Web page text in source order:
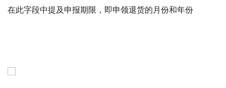
在此字段中提及申报期限，即申领退货的月份和年份